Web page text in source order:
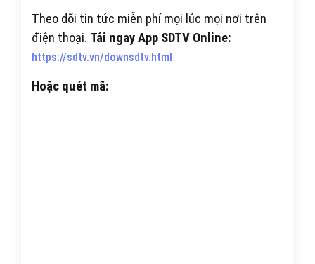
Theo dõi tin tức miễn phí mọi lúc mọi nơi trên
điện thoại. Tải ngay App SDTV Online:
https://sdtv.vn/downsdtv.html
Hoặc quét mã: